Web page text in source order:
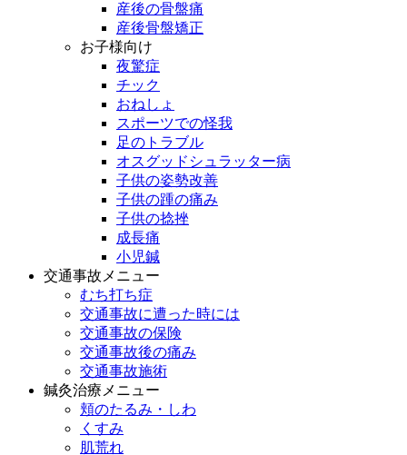
産後の骨盤痛
産後骨盤矯正
お子様向け
夜驚症
チック
おねしょ
スポーツでの怪我
足のトラブル
オスグッドシュラッター病
子供の姿勢改善
子供の踵の痛み
子供の捻挫
成長痛
小児鍼
交通事故メニュー
むち打ち症
交通事故に遭った時には
交通事故の保険
交通事故後の痛み
交通事故施術
鍼灸治療メニュー
頬のたるみ・しわ
くすみ
肌荒れ